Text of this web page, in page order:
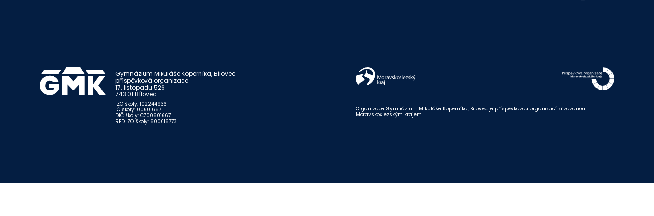
Gymnázium Mikuláše Koperníka, Bílovec,
příspěvková organizace
17. listopadu 526
743 01 Bílovec
IZO školy: 102244936
IČ školy: 00601667
DIČ školy: CZ00601667
RED IZO školy: 600016773
Organizace Gymnázium Mikuláše Koperníka, Bílovec je příspěvkovou organizací zřizovanou
Moravskoslezským krajem.